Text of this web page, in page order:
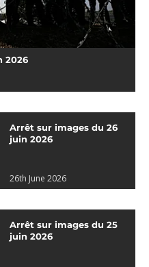
2026
Arrêt sur images du 26
juin 2026
26th June 2026
Arrêt sur images du 25
juin 2026